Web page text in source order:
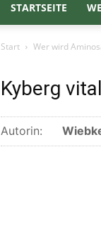
STARTSEITE
Start Wer wird
Kyberg
Autorin: